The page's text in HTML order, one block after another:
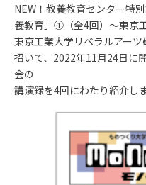
NEW！教養教育センター特
養教育」①（全4回）～東京
東京工業大学リベラルアー
招いて、2022年11月24日に
会の
講演録を4回にわたり紹介しま